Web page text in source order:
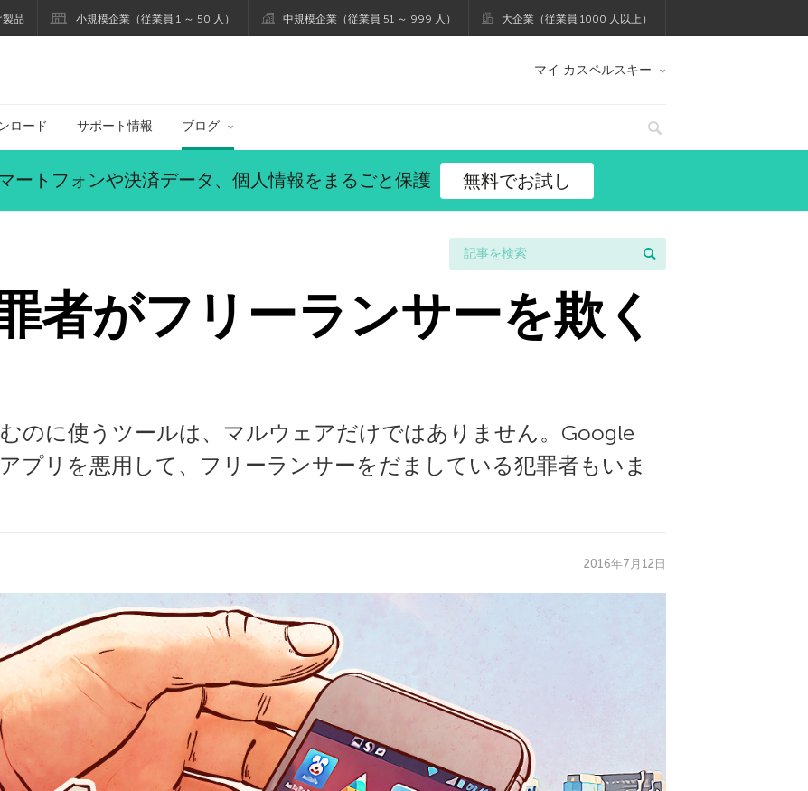
製品 小規模企業（従業員 1 ～ 50 人） 中規模企業（従業員 51 ～ 999 人） 大企業（従業員 1000 人以上）
グ マイ カスペルスキー
ロード サポート情報 ブログ
ートフォンや決済データ、個人情報をまるごと保護 無料でお試し
者がフリーランサーを欺く
のに使うツールは、マルウェアだけではありません。Google
プリを悪用して、フリーランサーをだましている犯罪者もいま
2016年7月12日